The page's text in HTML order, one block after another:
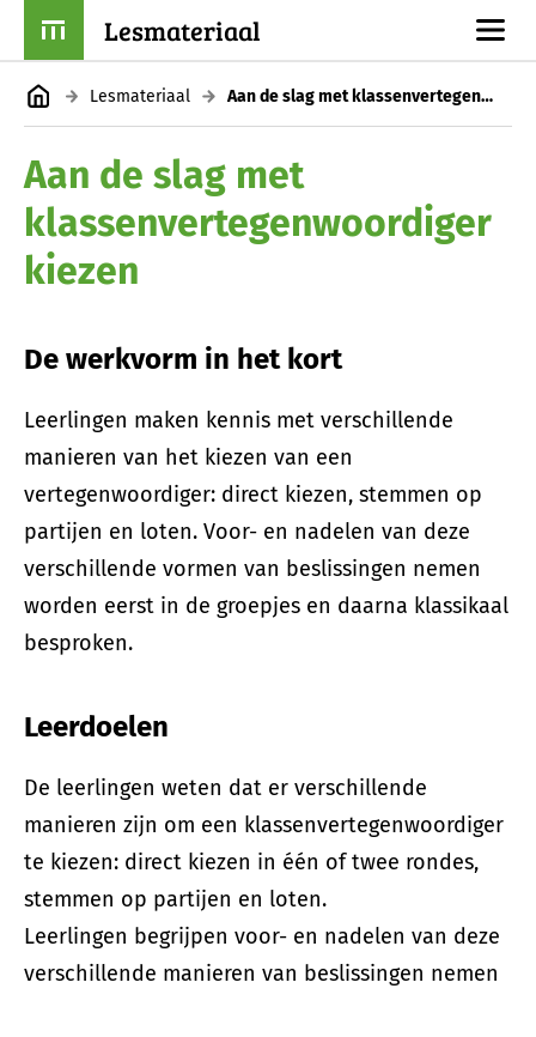
Lesmateriaal
Lesmateriaal Aan de slag met klassenvertegenwoordiger kiezen
Aan de slag met
klassenvertegenwoordiger
kiezen
De werkvorm in het kort
Leerlingen maken kennis met verschillende
manieren van het kiezen van een
vertegenwoordiger: direct kiezen, stemmen op
partijen en loten. Voor- en nadelen van deze
verschillende vormen van beslissingen nemen
worden eerst in de groepjes en daarna klassikaal
besproken.
Leerdoelen
De leerlingen weten dat er verschillende
manieren zijn om een klassenvertegenwoordiger
te kiezen: direct kiezen in één of twee rondes,
stemmen op partijen en loten.
Leerlingen begrijpen voor- en nadelen van deze
verschillende manieren van beslissingen nemen